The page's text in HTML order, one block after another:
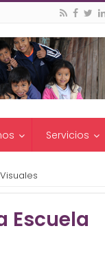
Servicios
Escuela